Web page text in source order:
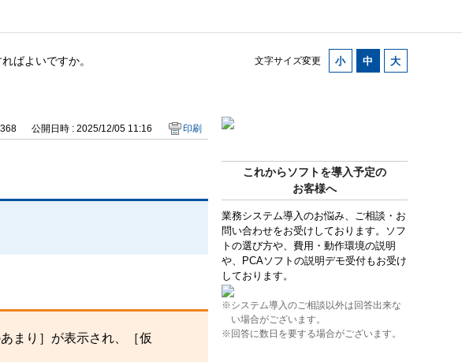
文字サイズ変更
ばよいですか。
これからソフトを導入予定の
お客様へ
業務システム導入のお悩み、ご相談・お
問い合わせをお受けしております。ソフ
トの選び方や、費用・動作環境の説明
や、PCAソフトの説明デモ受付もお受け
しております。
※システム導入のご相談以外は回答出来な
い場合がございます。
※回答に数日を要する場合がございます。
公開日時 : 2025/12/05 11:16 印刷
まり］が表示され、［仮